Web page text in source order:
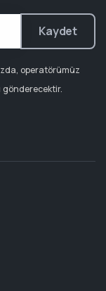
Kaydet
operatörümüz
gönderecektir.